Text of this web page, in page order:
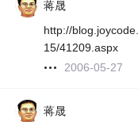
蒋晟
http://
15/41209.aspx
2006-05-27
蒋晟